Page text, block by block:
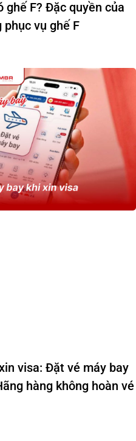
ghế F? Đặc quyền của
phục vụ ghế F
visa: Đặt vé máy bay
hàng không hoàn vé